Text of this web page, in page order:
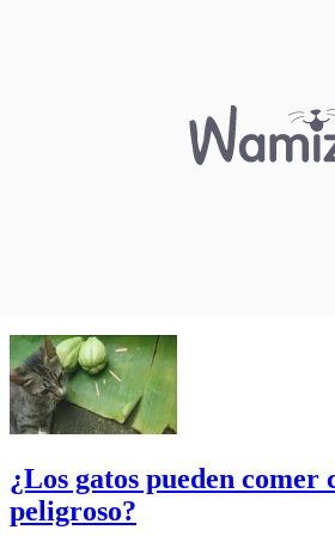
¿Los gatos pueden comer
peligroso?